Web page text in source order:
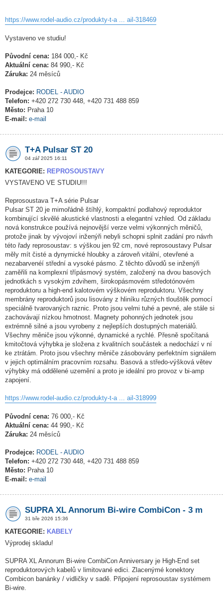
https://www.rodel-audio.cz/produkty-t-a ... ail-318469
Vystaveno ve studiu!
Původní cena: 184 000,- Kč
Aktuální cena: 84 990,- Kč
Záruka: 24 měsíců
Prodejce: RODEL - AUDIO
Telefon: +420 272 730 448, +420 731 488 859
Město: Praha 10
E-mail: e-mail
T+A Pulsar ST 20
04 zář 2025 16:11
KATEGORIE: REPROSOUSTAVY
VYSTAVENO VE STUDIU!!!
Reprosoustava T+A série Pulsar
Pulsar ST 20 je mimořádně štíhlý, kompaktní podlahový reproduktor
kombinující skvělé akustické vlastnosti a elegantní vzhled. Od základu
nová konstrukce používá nejnovější verze velmi výkonných měničů,
protože jinak by vývojoví inženýři nebyli schopni splnit zadání pro návrh
této řady reprosoustav: s výškou jen 92 cm, nové reprosoustavy Pulsar
měly mít čisté a dynymické hloubky a zároveň vitální, otevřené a
nezabarvenéí střední a vysoké pásmo. Z těchto důvodů se inženýři
zaměřili na komplexní třípásmový systém, založený na dvou basových
jednotkách s vysokým zdvihem, širokopásmovém středotónovém
reproduktoru a high-end kalotovém výškovém reproduktoru. Všechny
membrány reproduktorů jsou lisovány z hliníku různých tlouštěk pomocí
speciálně tvarovaných raznic. Proto jsou velmi tuhé a pevné, ale stále si
zachovávají nízkou hmotnost. Magnety pohonných jednotek jsou
extrémně silné a jsou vyrobeny z nejlepších dostupných materiálů.
Všechny měniče jsou výkonné, dynamické a rychlé. Přesně spočítaná
kmitočtová výhybka je složena z kvalitních součástek a nedochází v ní
ke ztrátám. Proto jsou všechny měniče zásobovány perfektním signálem
v jejich optimálním pracovním rozsahu. Basová a středo-výšková větev
výhybky má oddělené uzemění a proto je ideální pro provoz v bi-amp
zapojení.
https://www.rodel-audio.cz/produkty-t-a ... ail-318999
Původní cena: 76 000,- Kč
Aktuální cena: 44 990,- Kč
Záruka: 24 měsíců
Prodejce: RODEL - AUDIO
Telefon: +420 272 730 448, +420 731 488 859
Město: Praha 10
E-mail: e-mail
SUPRA XL Annorum Bi-wire CombiCon - 3 m
31 bře 2026 15:36
KATEGORIE: KABELY
Výprodej skladu!
SUPRA XL Annorum Bi-wire CombiCon Anniversary je High-End set
reproduktorových kabelů v limitované edici. Zlacenýmé konektory
Combicon banánky / vidličky v sadě. Připojení reprosoustav systémem
Bi-wire.